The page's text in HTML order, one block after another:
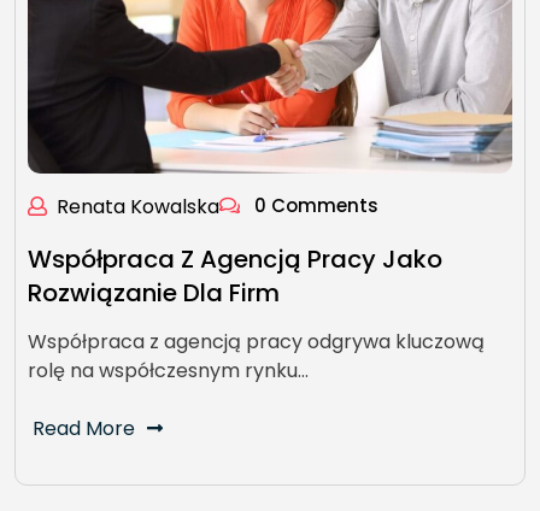
Renata Kowalska 0 Comments
Współpraca Z Agencją Pracy Jako
Rozwiązanie Dla Firm
Współpraca z agencją pracy odgrywa kluczową
rolę na współczesnym rynku…
Read More